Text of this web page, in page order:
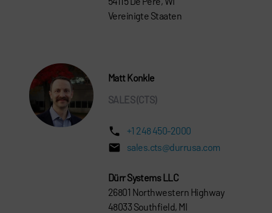
Vereinigte Staaten
Matt Konkle
SALES (CTS)
+1 248 450-2000
sales.cts@durrusa.com
Dürr Systems LLC
26801 Northwestern Highway
48033 Southfield, MI